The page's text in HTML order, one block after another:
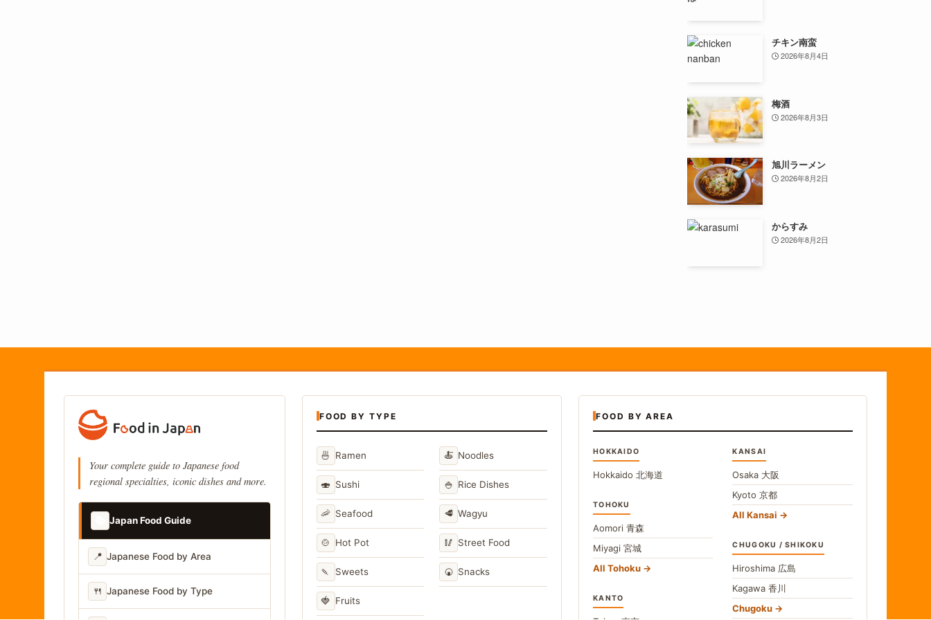
チキン南蛮
2026年8月4日
梅酒
2026年8月3日
旭川ラーメン
2026年8月2日
からすみ
2026年8月2日
Your complete guide to Japanese food
regional specialties, iconic dishes and more.
Japan Food Guide
📍 Japanese Food by Area
🍴 Japanese Food by Type
FOOD BY TYPE
🍜 Ramen 🍝 Noodles
🍣 Sushi 🍚 Rice Dishes
🦐 Seafood 🥩 Wagyu
🍲 Hot Pot 🥢 Street Food
🍡 Sweets 🍘 Snacks
🍓 Fruits
FOOD BY AREA
HOKKAIDO
Hokkaido 北海道
TOHOKU
Aomori 青森
Miyagi 宮城
All Tohoku
KANTO
KANSAI
Osaka 大阪
Kyoto京都
All Kansai
CHUGOKU / SHIKOKU
Hiroshima 広島
Kagawa香川
Chugoku